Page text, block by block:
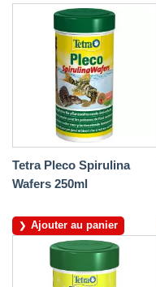
Tetra Pleco Spirulina
Wafers 250ml
Ajouter au panier